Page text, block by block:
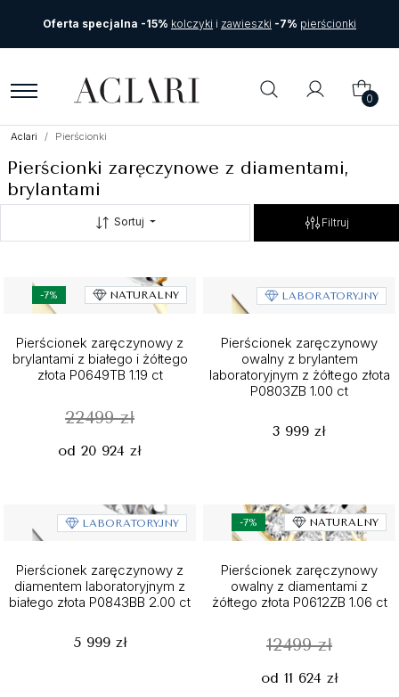
Oferta specjalna -15% kolczyki i zawieszki -7% pierścionki
0
Aclari Pierścionki
Pierścionki zaręczynowe z diamentami,
brylantami
Sortuj Filtruj
-7% NATURALNY
Pierścionek zaręczynowy z
brylantami z białego i żółtego
złota P0649TB 1.19 ct
22499 zł
od 20 924 zł
LABORATORYJNY
Pierścionek zaręczynowy
owalny z brylantem
laboratoryjnym z żółtego złota
P0803ZB 1.00 ct
3 999 zł
LABORATORYJNY
Pierścionek zaręczynowy z
diamentem laboratoryjnym z
białego złota P0843BB 2.00 ct
5 999 zł
-7% NATURALNY
Pierścionek zaręczynowy
owalny z diamentami z
żółtego złota P0612ZB 1.06 ct
12499 zł
od 11 624 zł